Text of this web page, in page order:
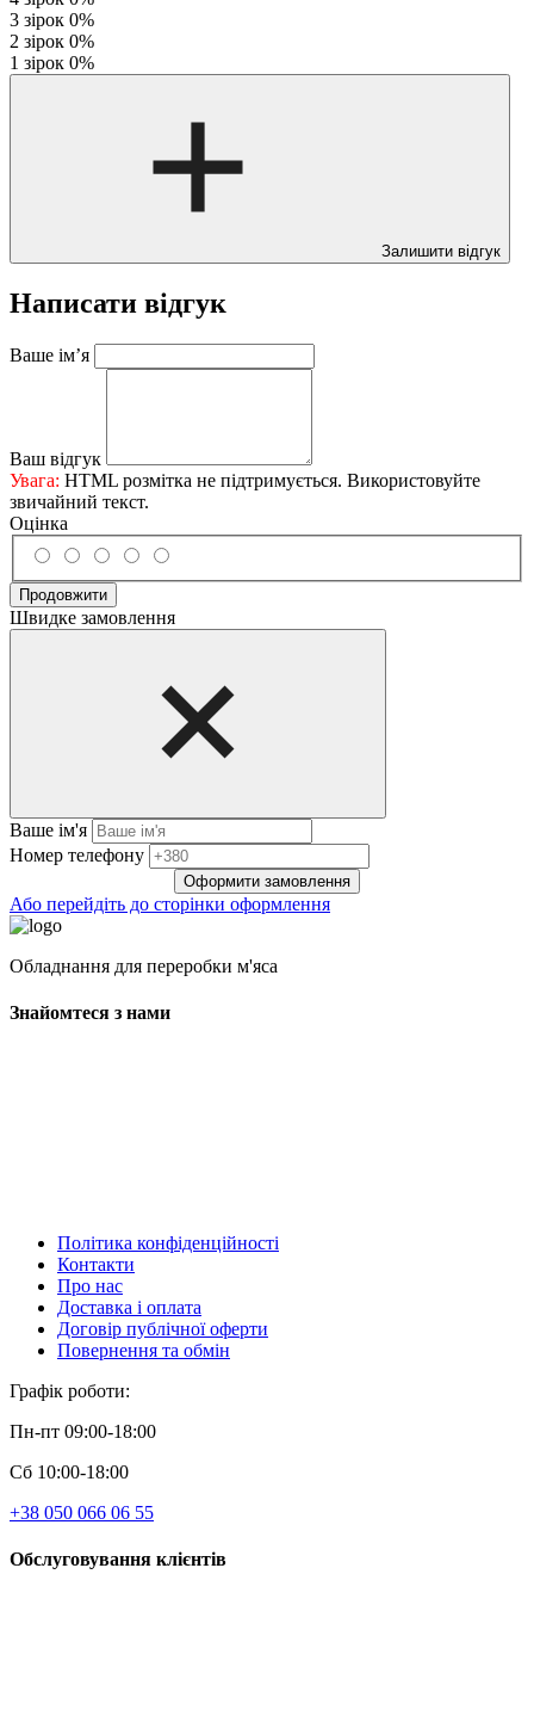
3 зірок 0%
2 зірок 0%
1 зірок 0%
Залишити відгук
Написати відгук
Ваше ім’я
Ваш відгук
Увага: HTML розмітка не підтримується. Використовуйте
звичайний текст.
Оцінка
Продовжити
Швидке замовлення
Ваше ім'я
Нoмep тeлeфoнy
Оформити замовлення
Або перейдіть до сторінки оформлення
Обладнання для переробки м'яса
Знайомтеся з нами
Політика конфіденційності
Контакти
Про нас
Доставка і оплата
Договір публічної оферти
Повернення та обмін
Графік роботи:
Пн-пт 09:00-18:00
Сб 10:00-18:00
+38 050 066 06 55
Обслуговування клієнтів